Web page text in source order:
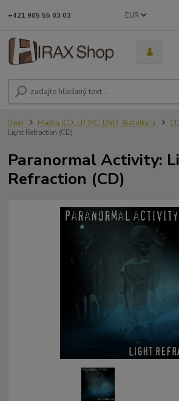
EUR
+421 905 55 03 03
Úvod Hudba (CD, LP, MC, DVD, škatuľky...) CD
Light Refraction (CD)
Paranormal Activity:
Refraction (CD)